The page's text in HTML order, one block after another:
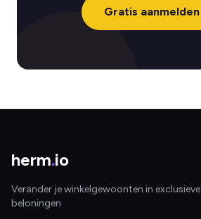
Gratis aanmelden
herm.io
Verander je winkelgewoonten in exclusieve
beloningen